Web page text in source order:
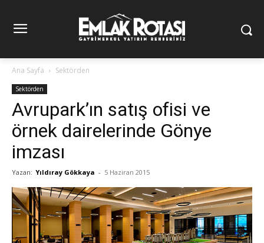
Ana Sayfa Sektörden
Sektörden
Avrupark’ın satış ofisi ve
örnek dairelerinde Gönye
imzası
Yazan: Yıldıray Gökkaya - 5 Haziran 2015